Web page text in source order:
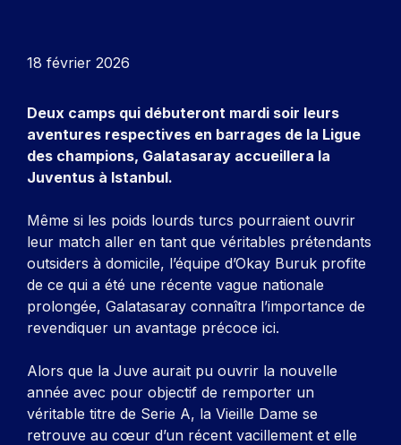
18 février 2026
Deux camps qui débuteront mardi soir leurs
aventures respectives en barrages de la Ligue
des champions, Galatasaray accueillera la
Juventus à Istanbul.
Même si les poids lourds turcs pourraient ouvrir
leur match aller en tant que véritables prétendants
outsiders à domicile, l’équipe d’Okay Buruk profite
de ce qui a été une récente vague nationale
prolongée, Galatasaray connaîtra l’importance de
revendiquer un avantage précoce ici.
Alors que la Juve aurait pu ouvrir la nouvelle
année avec pour objectif de remporter un
véritable titre de Serie A, la Vieille Dame se
retrouve au cœur d’un récent vacillement et elle